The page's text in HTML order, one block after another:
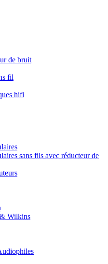
de bruit
fil
hifi
sans fils avec réducteur de
Wilkins